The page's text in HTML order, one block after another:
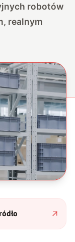
robotów
realnym